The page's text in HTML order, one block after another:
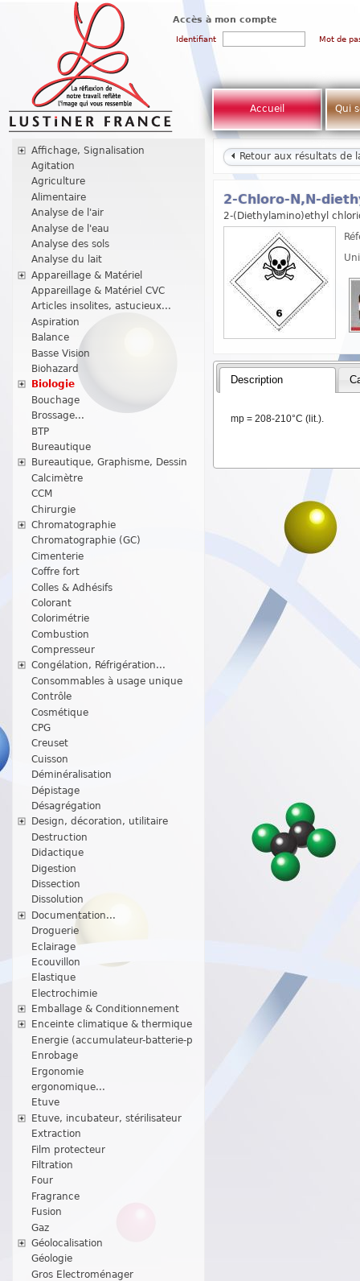
Accès à mon compte
Identifiant Mot de
Accueil Qui
Affichage, Signalisation
Agitation
Agriculture
Alimentaire
Analyse de l'air
Analyse de l'eau
Analyse des sols
Analyse du lait
Appareillage & Matériel
Appareillage & Matériel CVC
Articles insolites, astucieux...
Aspiration
Balance
Basse Vision
Biohazard
Biologie
Bouchage
Brossage...
BTP
Bureautique
Bureautique, Graphisme, Dessin
Calcimètre
CCM
Chirurgie
Chromatographie
Chromatographie (GC)
Cimenterie
Coffre fort
Colles & Adhésifs
Colorant
Colorimétrie
Combustion
Compresseur
Congélation, Réfrigération...
Consommables à usage unique
Contrôle
Cosmétique
CPG
Creuset
Cuisson
Déminéralisation
Dépistage
Désagrégation
Design, décoration, utilitaire
Destruction
Didactique
Digestion
Dissection
Dissolution
Documentation...
Droguerie
Eclairage
Ecouvillon
Elastique
Electrochimie
Emballage & Conditionnement
Enceinte climatique & thermique
Energie (accumulateur-batterie-p
Enrobage
Ergonomie
ergonomique...
Etuve
Etuve, incubateur, stérilisateur
Extraction
Film protecteur
Filtration
Four
Fragrance
Fusion
Gaz
Géolocalisation
Géologie
Gros Electroménager
Retour aux résultats de
2-Chloro-N,N-
2-(Diethylamino)ethyl
Description
mp = 208-210°C (lit.).